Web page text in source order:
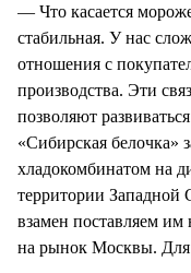
— Что касается
стабильная. У нас
отношения с
производства. Эти
позволяют
«Сибирская белочка»
хладокомбинатом на
территории
взамен поставляем
на рынок Москвы. Для